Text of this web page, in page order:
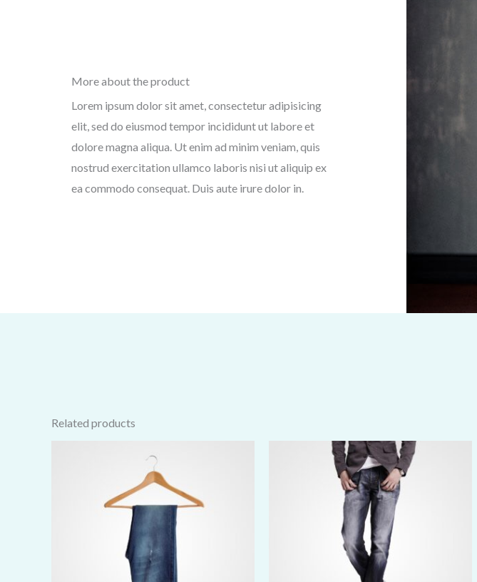
More about the product
Lorem ipsum dolor sit amet, consectetur adipisicing
elit, sed do eiusmod tempor incididunt ut labore et
dolore magna aliqua. Ut enim ad minim veniam, quis
nostrud exercitation ullamco laboris nisi ut aliquip ex
ea commodo consequat. Duis aute irure dolor in.
Related products